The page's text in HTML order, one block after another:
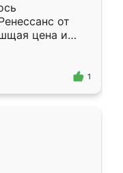
от
цена и
Приехавший
самый
1